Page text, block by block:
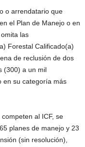
o arrendatario que
el Plan de Manejo o en
las
Forestal Calificado(a)
de reclusión de dos
(300) a un mil
en su categoría más
al ICF, se
planes de manejo y 23
(sin resolución),